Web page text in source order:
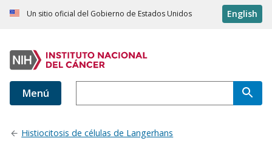
Un sitio oficial del Gobierno de Estados Unidos English
Menú
Histiocitosis de células de Langerhans